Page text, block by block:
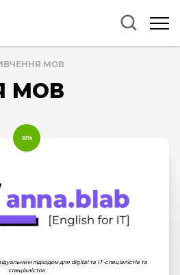
МОВ
МОВ
10%
підходом для digital та ІТ-спеціалістів та
спеціалісток